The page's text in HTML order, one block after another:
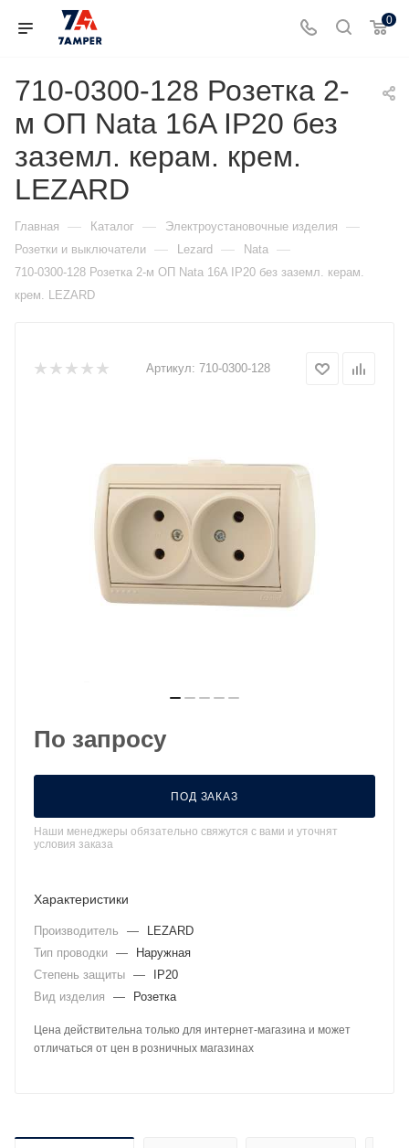
0
710-0300-128 Розетка 2-
м ОП Nata 16A IP20 без
заземл. керам. крем.
LEZARD
Главная — Каталог — Электроустановочные изделия —
Розетки и выключатели — Lezard — Nata —
710-0300-128 Розетка 2-м ОП Nata 16A IP20 без заземл. керам.
крем. LEZARD
Артикул: 710-0300-128
По запросу
ПОД ЗАКАЗ
Наши менеджеры обязательно свяжутся с вами и уточнят
условия заказа
Характеристики
Производитель —
LEZARD
Тип проводки —
Наружная
Степень защиты —
IP20
Вид изделия
— Розетка
Цена действительна только для интернет-магазина и может
отличаться от цен в розничных магазинах